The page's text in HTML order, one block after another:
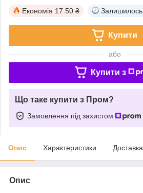
Економія 17.50 ₴ Залишилось
Купити
або
Купити з
Що таке купити з Пром?
Замовлення під захистом
Опис Характеристики Доставка
Опис